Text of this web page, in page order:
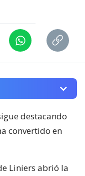
destacando
convertido en
Liniers abrió la